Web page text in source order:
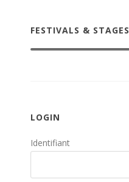
FESTIVALS & STAGES
LOGIN
Identifiant